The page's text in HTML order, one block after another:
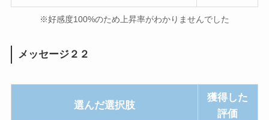
※好感度100%のため上昇率がわかりませんでした
メッセージ２２
選んだ選択肢
獲得した
評価